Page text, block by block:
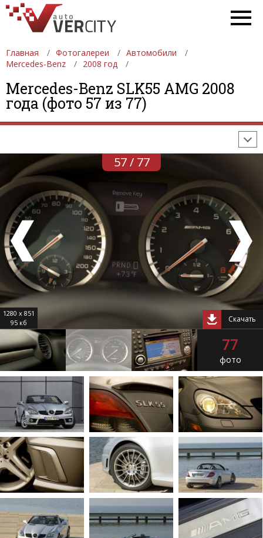
Главная Фотогалереи
Автомобили
Mercedes-Benz
2008 год
Mercedes-Benz SLK55 AMG 2008
года (фото 57 из 77)
ФОТОГАЛЕРЕИ АВТОМОБИЛИ
ДЕВУШКИ
АВТОСАЛОНЫ
ФОРМУЛА-1
57 / 77
1280 x 851
95 кб
Скачать
77
фото